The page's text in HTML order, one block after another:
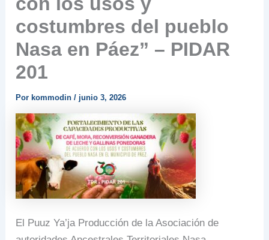
costumbres del pueblo
Nasa en Páez” – PIDAR
201
Por kommodin/ junio 3, 2026
El Puuz Ya’ja Producción de la Asociación de